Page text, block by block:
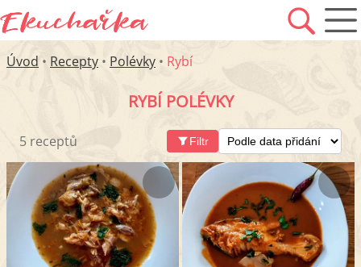
Úvod • Recepty • Polévky • Rybí
RYBÍ POLÉVKY
5 receptů Filtr